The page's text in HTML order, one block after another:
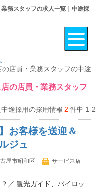
務スタッフの求人一覧｜中途採
店員・業務スタッフの中途
の店員・業務スタッフ
途採用の採用情報 2 件中 1-2
お客様を送迎＆
ジュ
屋市昭和区
サービス店
／ 観光ガイド、パイロッ